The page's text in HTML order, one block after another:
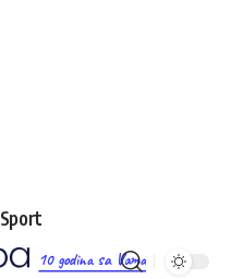
10 godina sa Vama
Sport